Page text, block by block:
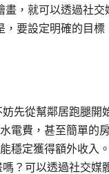
，就可以透過社
要設定明確的目標
先從幫鄰居跑腿開
電費，甚至簡單的
穩定獲得額外收入。
？可以透過社交媒